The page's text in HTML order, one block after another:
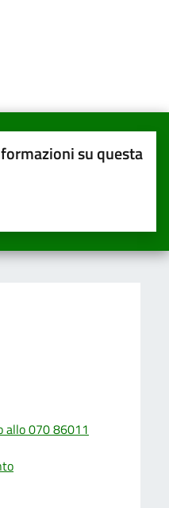
su questa
5
allo 070 86011